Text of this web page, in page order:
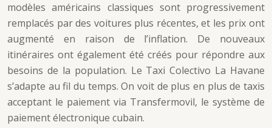
modèles américains classiques sont progressivement
remplacés par des voitures plus récentes, et les prix ont
augmenté en raison de l’inflation. De nouveaux
itinéraires ont également été créés pour répondre aux
besoins de la population. Le Taxi Colectivo La Havane
s’adapte au fil du temps. On voit de plus en plus de taxis
acceptant le paiement via Transfermovil, le système de
paiement électronique cubain.